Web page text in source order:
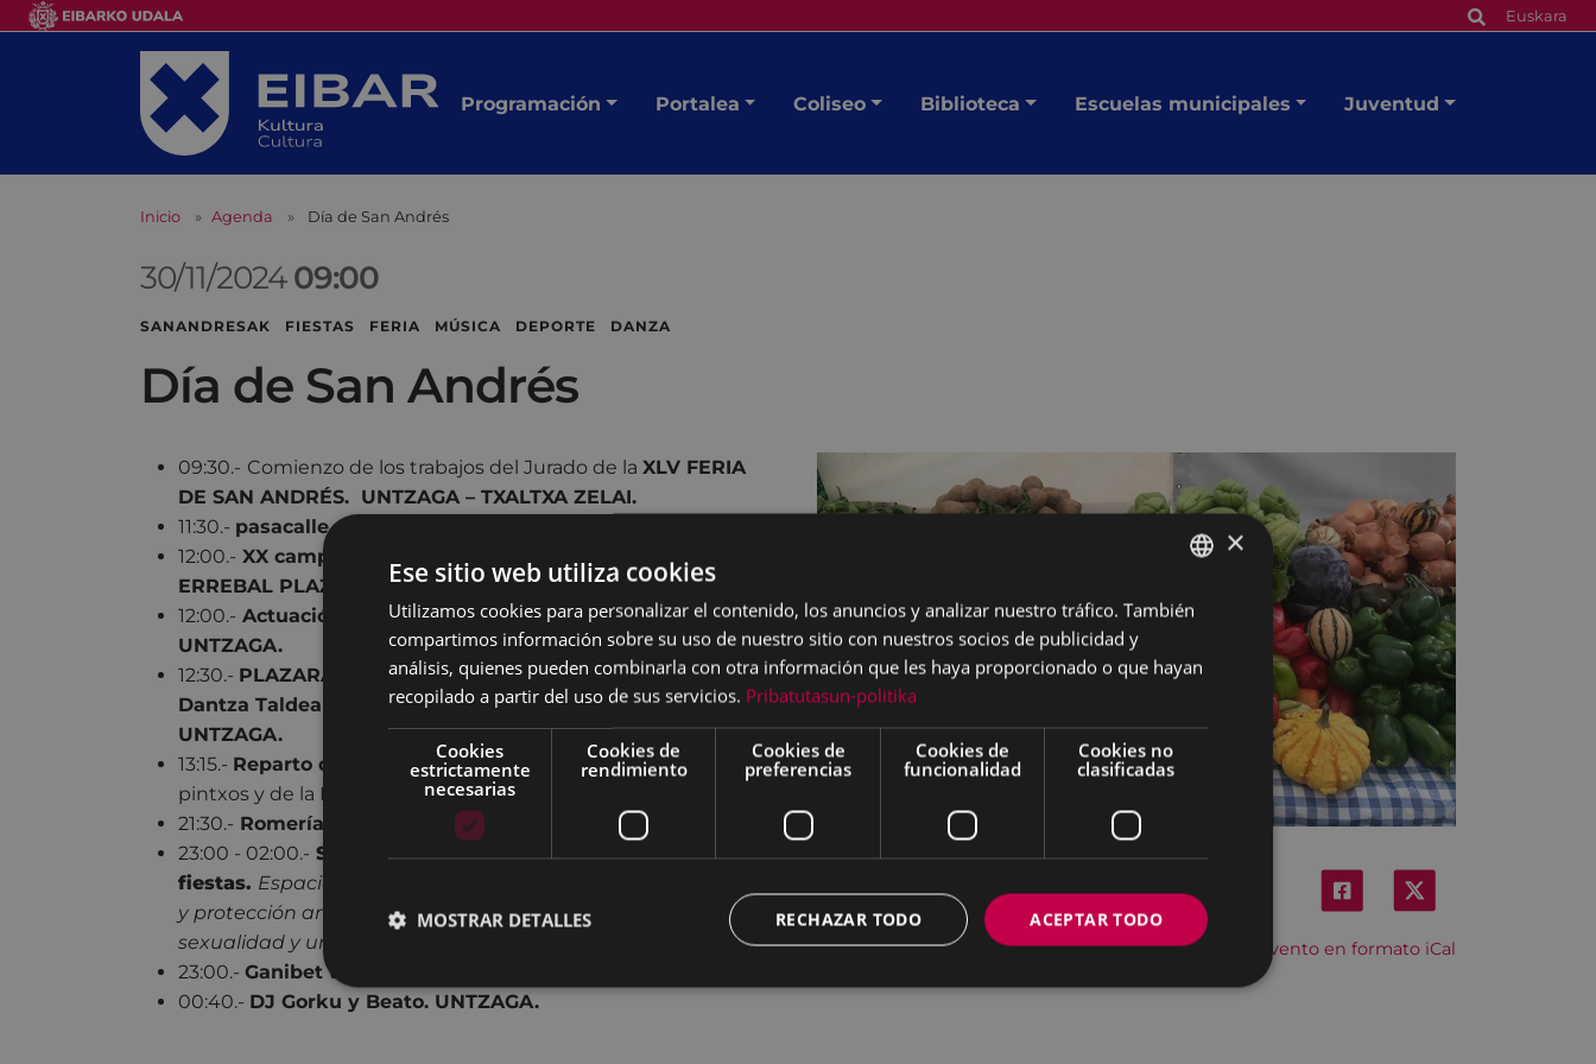
Euskara
Programación Portalea Coliseo Biblioteca Escuelas municipales Juventud
Inicio Agenda Día de San Andrés
30/11/2024 09:00
SANANDRESAK FIESTAS FERIA MÚSICA DEPORTE DANZA
Día de San Andrés
Descargar el evento en formato iCal
09:30.- Comienzo de los trabajos del Jurado de la XLV FERIA
DE SAN ANDRÉS. UNTZAGA – TXALTXA ZELAI.
11:30.- pasacalle de la banda de txistularis Usartza.
12:00.- XX campeonato de aizkolaris de San Andrés.
ERREBAL PLAZIA.
12:00.- Actuación de bertsolaris, trikitilaris y pasacalle.
UNTZAGA.
12:30.- PLAZARA DANTZARA ERROMERIAa cargo de Kezka
Dantza Taldea
con los trikitilarisJainaga eta Narbaiza.
UNTZAGA.
13:15.- Reparto de los premios de los concursosde carteles,
pintxos y de la Feria de San Andrés.UNTZAGA.
21:30.- Romería Zatekeen.UNTZAGA.
23:00 - 02:00.- SEXUBIZI. Programa de prevención en
fiestas. Espacio móvil que ofrece información, asesoramiento
y protección ante las agresiones de género promoviendo una
sexualidad y unas relaciones sanas.
23:00.- Ganibet taldea
00:40.- DJ Gorku y Beato. UNTZAGA.
BASQUE
×
Ese sitio web utiliza cookies
Utilizamos cookies para personalizar el contenido, los anuncios y analizar nuestro tráfico. También
compartimos información sobre su uso de nuestro sitio con nuestros socios de publicidad y
análisis, quienes pueden combinarla con otra información que les haya proporcionado o que hayan
recopilado a partir del uso de sus servicios. Pribatutasun-politika
Cookies
estrictamente
necesarias
Cookies de
rendimiento
Cookies de
preferencias
Cookies de
funcionalidad
Cookies no
clasificadas
ACEPTAR TODO
RECHAZAR TODO
MOSTRAR DETALLES